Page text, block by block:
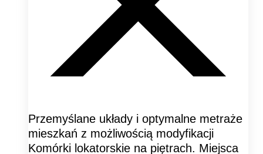
Przemyślane układy i optymalne metraże
mieszkań z możliwością modyfikacji
Komórki lokatorskie na piętrach. Miejsca